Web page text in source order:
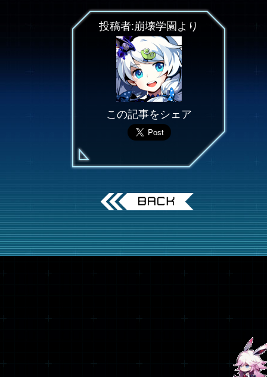
投稿者:崩壊学園より
この記事をシェア